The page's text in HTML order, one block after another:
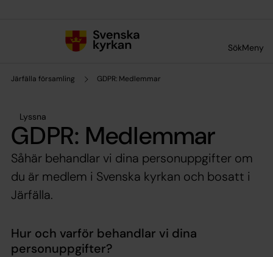
SökMeny
Järfälla församling GDPR: Medlemmar
Lyssna
GDPR: Medlemmar
Såhär behandlar vi dina personuppgifter om
du är medlem i Svenska kyrkan och bosatt i
Järfälla.
Hur och varför behandlar vi dina
personuppgifter?